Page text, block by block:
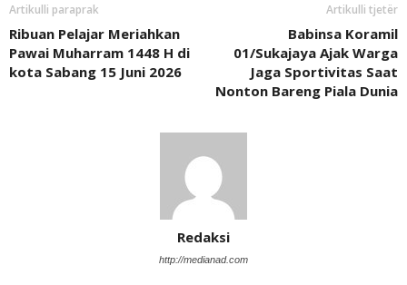
Artikulli paraprak
Ribuan Pelajar Meriahkan
Pawai Muharram 1448 H di
kota Sabang 15 Juni 2026
Artikulli tjetër
Babinsa Koramil
01/Sukajaya Ajak Warga
Jaga Sportivitas Saat
Nonton Bareng Piala Dunia
Redaksi
http://medianad.com